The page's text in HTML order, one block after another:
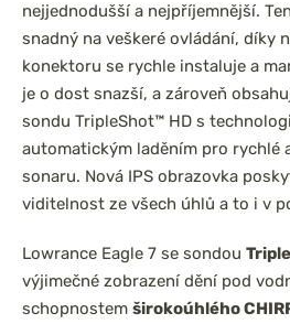
nejjednodušší a nejpříjemnější.
snadný na veškeré ovládání, díky
konektoru se rychle instaluje a
je o dost snazší, a zároveň
sondu TripleShot™ HD s
automatickým laděním pro rychlé
sonaru. Nová IPS obrazovka
viditelnost ze všech úhlů a to i v
Lowrance Eagle 7 se sondou
výjimečné zobrazení dění pod
schopnostem širokoúhlého